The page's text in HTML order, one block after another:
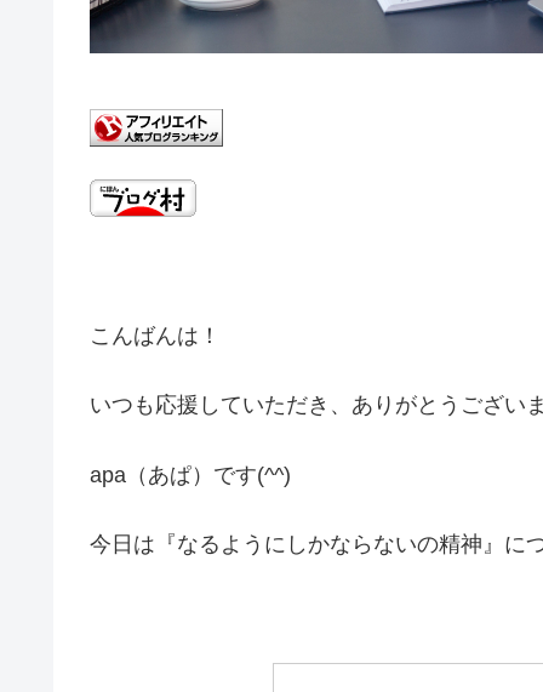
こんばんは！
いつも応援していただき、ありがとうございま
apa（あぱ）です(^^)
今日は『なるようにしかならないの精神』に